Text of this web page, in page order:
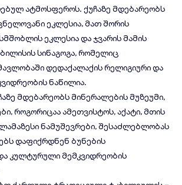
ატმოსფეროს. ქუჩაზე მდებარეობს
ეკლესია, მათ შორის
ეკლესია და ჯვარის მამის
სინაგოგა, რომელიც
დედაქალაქის რელიგიური და
ნაწილია.
მდებარეობს მინერალების მუზეუმი,
როგორიცაა ამეთვისტოს, აქატი, მთის
ნამუშევრები, შესაძლებლობას
დაფიქრდნენ ბუნების
კულტურული მემკვიდრეობის